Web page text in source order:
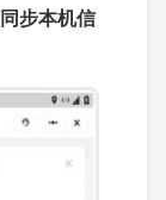
同步本机信